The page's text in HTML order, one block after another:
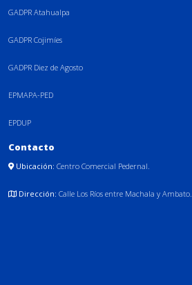
GADPR Atahualpa
GADPR Cojimíes
GADPR Diez de Agosto
EPMAPA-PED
EPDUP
Contacto
Ubicación: Centro Comercial Pedernal.
Dirección: Calle Los Ríos entre Machala y Ambato.